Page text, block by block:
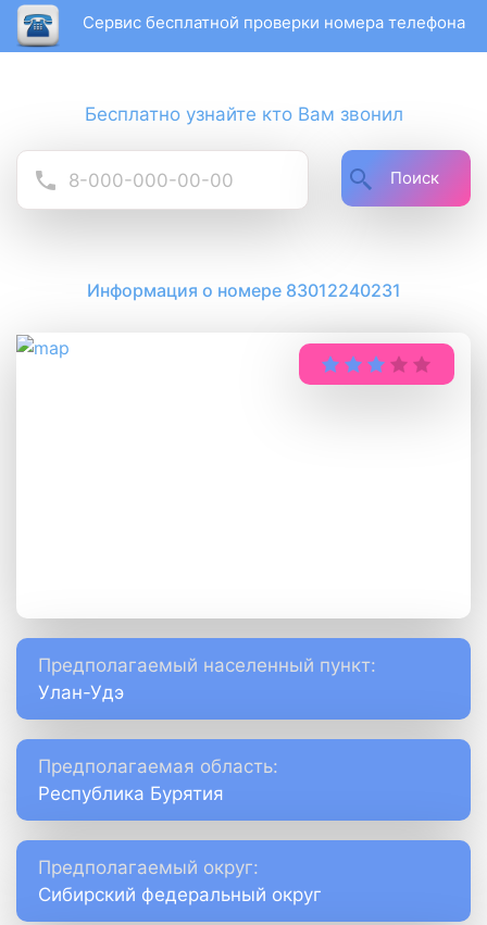
Сервис бесплатной проверки номера телефона
Бесплатно узнайте кто Вам звонил
Поиск
Информация о номере 83012240231
Предполагаемый населенный пункт:
Улан-Удэ
Предполагаемая область:
Республика Бурятия
Предполагаемый округ:
Сибирский федеральный округ